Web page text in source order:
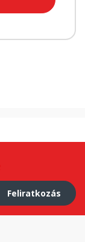
Feliratkozás